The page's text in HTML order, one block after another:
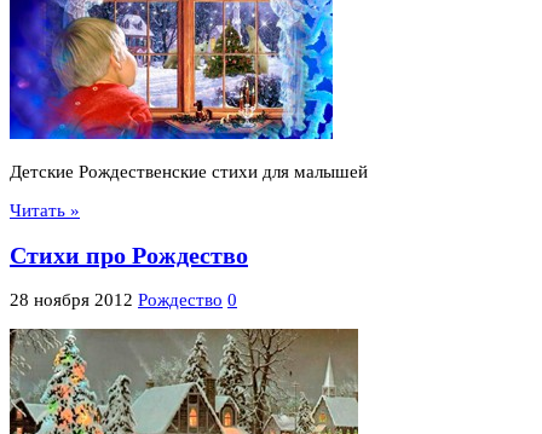
Детские Рождественские стихи для малышей
Читать »
Стихи про Рождество
28 ноября 2012 Рождество 0